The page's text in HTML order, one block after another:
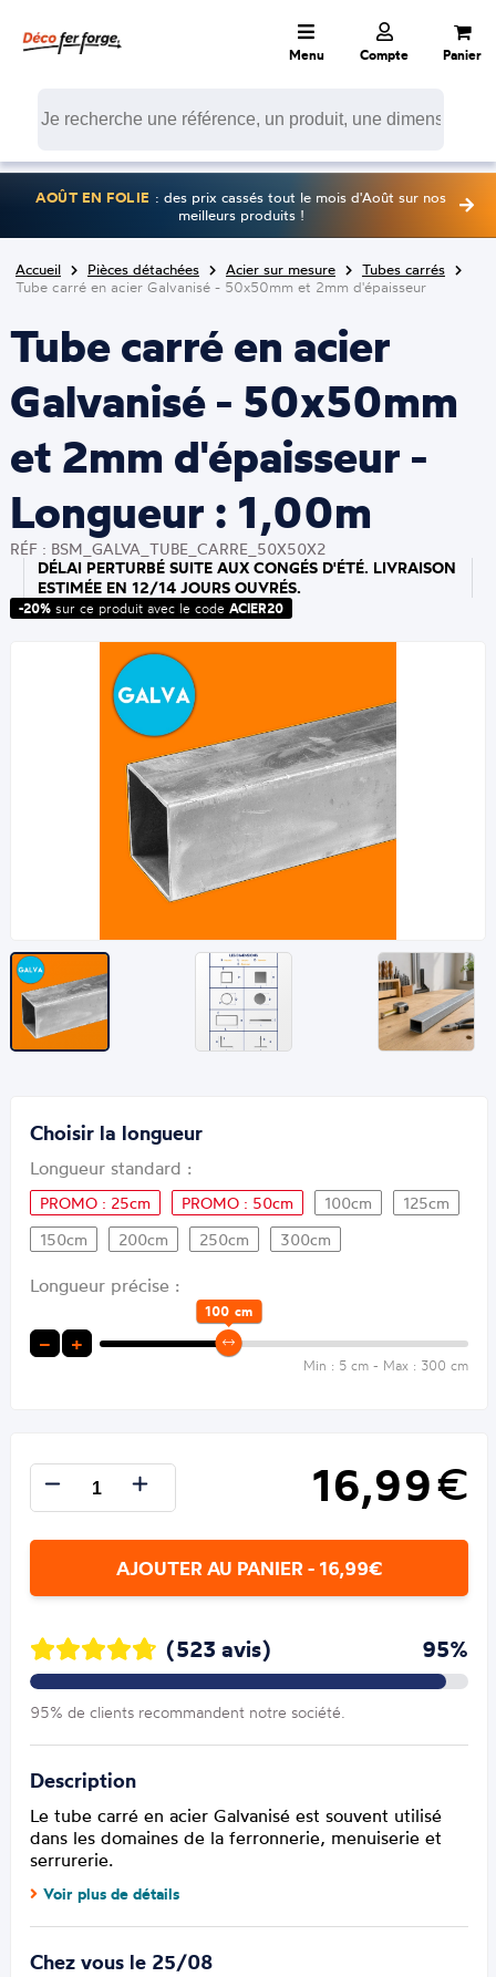
Menu Compte Panier
AOÛT EN FOLIE : des prix cassés tout le mois d'Août sur nos
meilleurs produits !
Accueil Pièces détachées Acier sur mesure
Tubes carrés
Tube carré en acier Galvanisé - 50x50mm et 2mm d'épaisseur
Tube carré en acier
Galvanisé - 50x50mm
et 2mm d'épaisseur -
Longueur : 1,00m
RÉF : BSM_GALVA_TUBE_CARRE_50X50X2
DÉLAI PERTURBÉ SUITE AUX CONGÉS D'ÉTÉ. LIVRAISON
ESTIMÉE EN 12/14 JOURS OUVRÉS.
-20%sur ce produit avec le code ACIER20
Choisir la longueur
Longueur standard :
PROMO : 25cm PROMO : 50cm 100cm
125cm
150cm
200cm 250cm 300cm
Longueur précise :
− +
100 cm
Min : 5 cm - Max : 300 cm
16,99€
AJOUTER AU PANIER - 16,99€
(523 avis) 95%
95% de clients recommandent notre société.
Description
Le tube carré en acier Galvanisé est souvent utilisé
dans les domaines de la ferronnerie, menuiserie et
serrurerie.
Voir plus de détails
Chez vous le 25/08